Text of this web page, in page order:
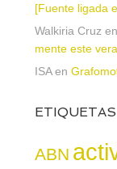
[Fuente ligada
Walkiria Cruz en
mente este
ISAen
ETIQUETAS
ABN